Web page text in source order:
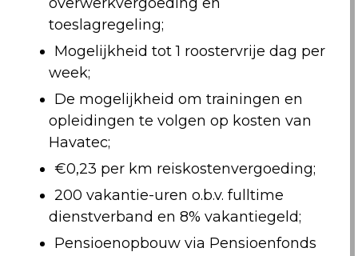
toeslagregeling;
Mogelijkheid tot 1 roostervrije dag per
week;
De mogelijkheid om trainingen en
opleidingen te volgen op kosten van
Havatec;
€0,23 per km reiskostenvergoeding;
200 vakantie-uren o.b.v. fulltime
dienstverband en 8% vakantiegeld;
Pensioenopbouw via Pensioenfonds